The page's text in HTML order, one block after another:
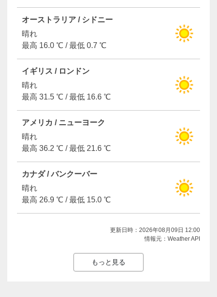
オーストラリア / シドニー
晴れ
最高 16.0 ℃ / 最低 0.7 ℃
イギリス / ロンドン
晴れ
最高 31.5 ℃ / 最低 16.6 ℃
アメリカ / ニューヨーク
晴れ
最高 36.2 ℃ / 最低 21.6 ℃
カナダ / バンクーバー
晴れ
最高 26.9 ℃ / 最低 15.0 ℃
更新日時：2026年08月09日 12:00
情報元：Weather API
もっと見る